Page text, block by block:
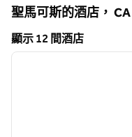
聖馬可斯的酒店， CA
顯示 12 間酒店
顯示 12 間酒店
第 1 頁，共 12 頁